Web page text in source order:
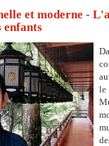
et moderne -
enfants
le